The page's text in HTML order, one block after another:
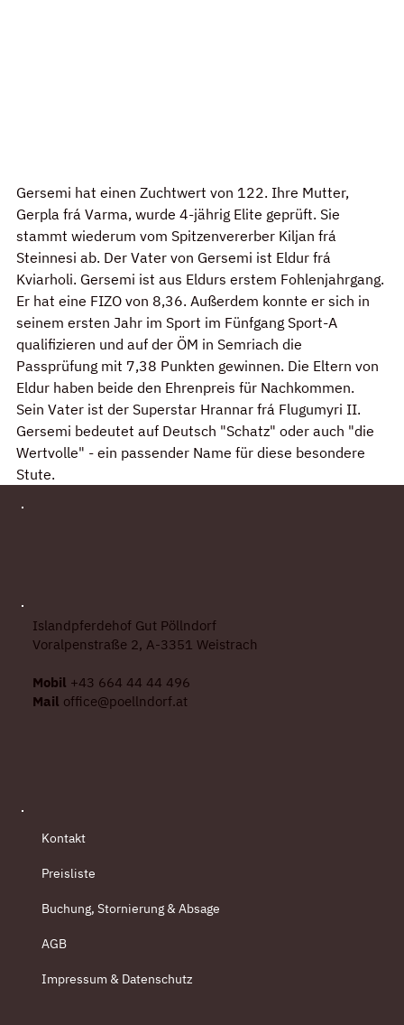
Gersemi hat einen Zuchtwert von 122. Ihre Mutter,
Gerpla frá Varma, wurde 4-jährig Elite geprüft. Sie
stammt wiederum vom Spitzenvererber Kiljan frá
Steinnesi ab. Der Vater von Gersemi ist Eldur frá
Kviarholi. Gersemi ist aus Eldurs erstem Fohlenjahrgang.
Er hat eine FIZO von 8,36. Außerdem konnte er sich in
seinem ersten Jahr im Sport im Fünfgang Sport-A
qualifizieren und auf der ÖM in Semriach die
Passprüfung mit 7,38 Punkten gewinnen. Die Eltern von
Eldur haben beide den Ehrenpreis für Nachkommen.
Sein Vater ist der Superstar Hrannar frá Flugumyri II.
Gersemi bedeutet auf Deutsch "Schatz" oder auch "die
Wertvolle" - ein passender Name für diese besondere
Stute.
Islandpferdehof Gut Pöllndorf
Voralpenstraße 2, A-3351 Weistrach
Mobil +43 664 44 44 496
Mail office@poellndorf.at
Kontakt
Preisliste
Buchung, Stornierung & Absage
AGB
Impressum & Datenschutz